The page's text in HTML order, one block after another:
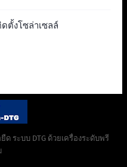
ตั้งโซล่าเซลล์
ระบบ DTG ด้วยเครื่องระดับพรี